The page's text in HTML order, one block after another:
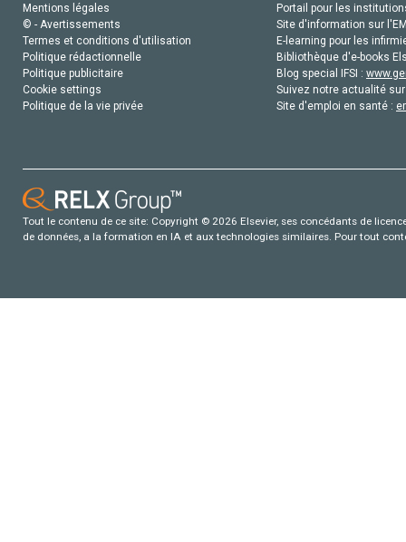
Mentions légales
© - Avertissements
Termes et conditions d'utilisation
Politique rédactionnelle
Politique publicitaire
Cookie settings
Politique de la vie privée
Portail pour les
Site d'information sur
E-learning pour les
Bibliothèque d'e-books
Blog special IFSI :
Suivez notre actualité
Site d'emploi en santé :
Tout le contenu de ce site: Copyright © 2026 Elsevier, ses concédants de
de données, a la formation en IA et aux technologies similaires. Pour tout